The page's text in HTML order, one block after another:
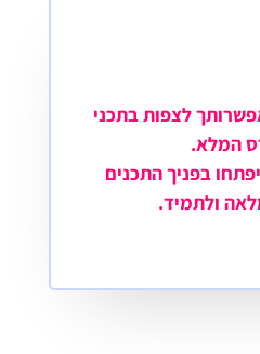
לצפות בתכני
המלא.
בפניך התכנים
ולתמיד.